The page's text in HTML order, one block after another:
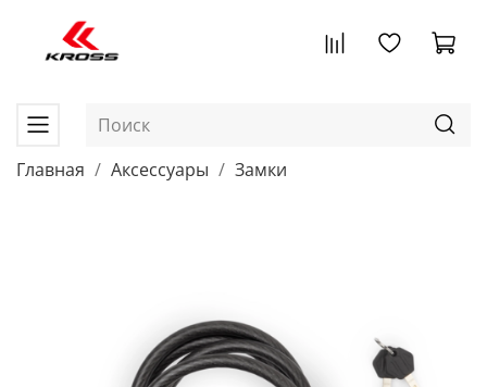
Главная Аксессуары Замки